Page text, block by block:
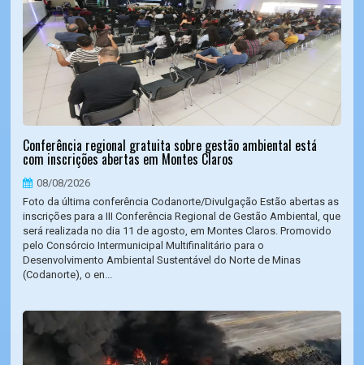
Conferência regional gratuita sobre gestão ambiental está
com inscrições abertas em Montes Claros
08/08/2026
Foto da última conferência Codanorte/Divulgação Estão abertas as
inscrições para a III Conferência Regional de Gestão Ambiental, que
será realizada no dia 11 de agosto, em Montes Claros. Promovido
pelo Consórcio Intermunicipal Multifinalitário para o
Desenvolvimento Ambiental Sustentável do Norte de Minas
(Codanorte), o en...